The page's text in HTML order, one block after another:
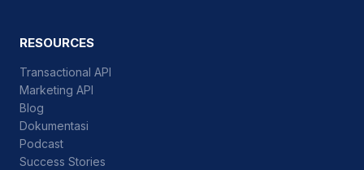
RESOURCES
Transactional API
Marketing API
Blog
Dokumentasi
Podcast
Success Stories